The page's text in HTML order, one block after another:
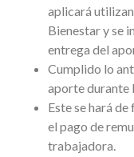
aplicará
Bienestar y se
entrega del
Cumplido lo
aporte durante
Este se hará
el pago de
trabajadora.